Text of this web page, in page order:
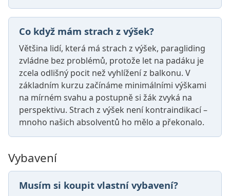
Co když mám strach z výšek?
Většina lidí, která má strach z výšek, paragliding
zvládne bez problémů, protože let na padáku je
zcela odlišný pocit než vyhlížení z balkonu. V
základním kurzu začínáme minimálními výškami
na mírném svahu a postupně si žák zvyká na
perspektivu. Strach z výšek není kontraindikací –
mnoho našich absolventů ho mělo a překonalo.
Vybavení
Musím si koupit vlastní vybavení?